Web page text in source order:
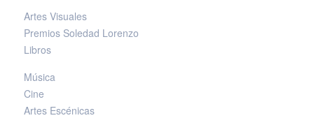
Artes Visuales
Premios Soledad Lorenzo
Libros
Música
Cine
Artes Escénicas